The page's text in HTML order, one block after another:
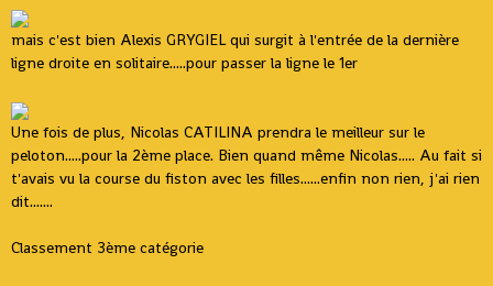
mais c'est bien Alexis GRYGIEL qui surgit à l'entrée de la dernière
ligne droite en solitaire.....pour passer la ligne le 1er
Une fois de plus, Nicolas CATILINA prendra le meilleur sur le
peloton.....pour la 2ème place. Bien quand même Nicolas..... Au fait si
t'avais vu la course du fiston avec les filles......enfin non rien, j'ai rien
dit.......
Classement 3ème catégorie